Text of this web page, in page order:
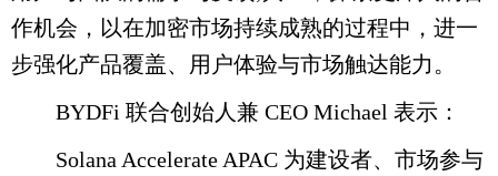
作机会，以在加密市场持续成熟的过程中，进一
步强化产品覆盖、用户体验与市场触达能力。
BYDFi 联合创始人兼 CEO Michael 表示：
Solana Accelerate APAC 为建设者、市场参与